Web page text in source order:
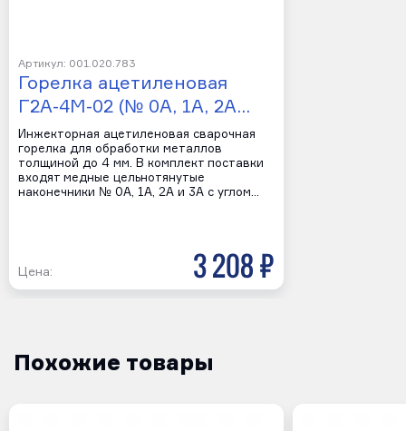
Артикул: 001.020.783
Горелка ацетиленовая
Г2А-4М-02 (№ 0А, 1А, 2А…
Инжекторная ацетиленовая сварочная
горелка для обработки металлов
толщиной до 4 мм. В комплект поставки
входят медные цельнотянутые
наконечники № 0А, 1А, 2А и 3А с углом…
Цена: 3 208 р
Похожие товары